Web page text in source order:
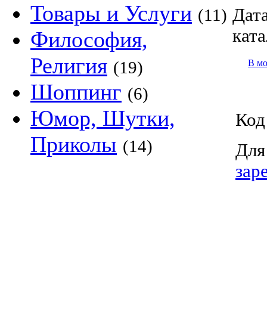
Товары и Услуги (11)
Философия,
Религия (19)
Шоппинг (6)
Юмор, Шутки,
Приколы (14)
В